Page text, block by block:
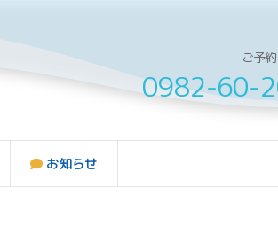
ご予
0982-60-
お知らせ